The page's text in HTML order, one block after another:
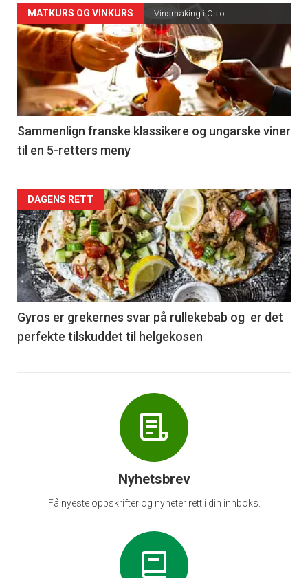
Forsiden
akkurat
nå
-
5
MATKURS OG VINKURS Vinsmaking i Oslo
Sammenlign franske klassikere og ungarske viner
til en 5-retters meny
Forsiden
akkurat
nå
-
6
DAGENS RETT
Gyros er grekernes svar på rullekebab og er det
perfekte tilskuddet til helgekosen
Nyhetsbrev
Få nyeste oppskrifter og nyheter rett i din innboks.